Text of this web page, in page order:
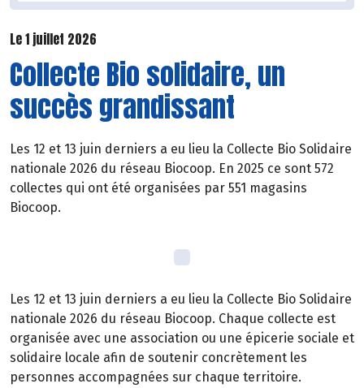
Le 1 juillet 2026
Collecte Bio solidaire, un
succès grandissant
Les 12 et 13 juin derniers a eu lieu la Collecte Bio Solidaire
nationale 2026 du réseau Biocoop. En 2025 ce sont 572
collectes qui ont été organisées par 551 magasins
Biocoop.
Les 12 et 13 juin derniers a eu lieu la Collecte Bio Solidaire
nationale 2026 du réseau Biocoop. Chaque collecte est
organisée avec une association ou une épicerie sociale et
solidaire locale afin de soutenir concrètement les
personnes accompagnées sur chaque territoire.